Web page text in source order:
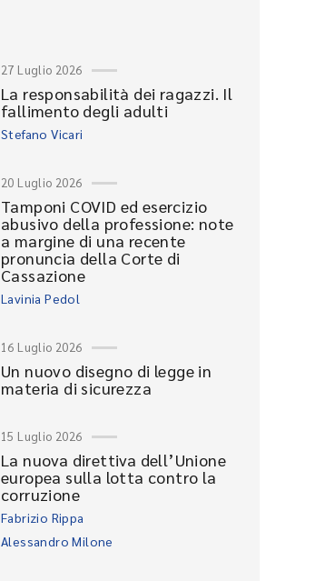
27 Luglio 2026
La responsabilità dei ragazzi. Il
fallimento degli adulti
Stefano Vicari
20 Luglio 2026
Tamponi COVID ed esercizio
abusivo della professione: note
a margine di una recente
pronuncia della Corte di
Cassazione
Lavinia Pedol
16 Luglio 2026
Un nuovo disegno di legge in
materia di sicurezza
15 Luglio 2026
La nuova direttiva dell’Unione
europea sulla lotta contro la
corruzione
Fabrizio Rippa
Alessandro Milone